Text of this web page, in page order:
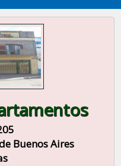
Buenos Aires